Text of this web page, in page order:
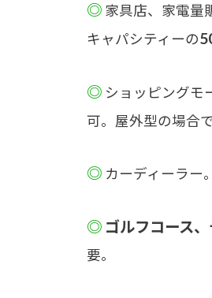
◎ 家具店、家電量
キャパシティーの
◎ ショッピングモ
可。屋外型の場合
◎ カーディーラー
◎ ゴルフコース
要。